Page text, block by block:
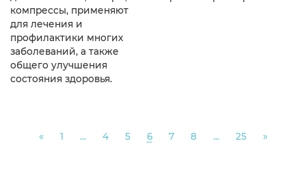
компрессы, применяют
для лечения и
профилактики многих
заболеваний, а также
общего улучшения
состояния здоровья.
«Previous
1 ... 4 5 6 7 8 ... 25 »Next